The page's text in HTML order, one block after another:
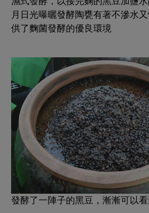
月日光曝曬發酵陶甕有著不滲水
供了麴菌發酵的優良環境
發酵了一陣子的黑豆，漸漸可以